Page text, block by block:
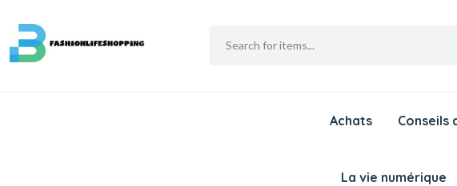
Achats Conseils
La vie numérique